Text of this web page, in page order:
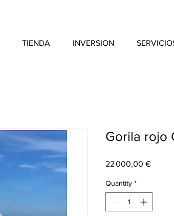
TIENDA INVERSION
Gorila rojo
22 000,00 €Price
Quantity *